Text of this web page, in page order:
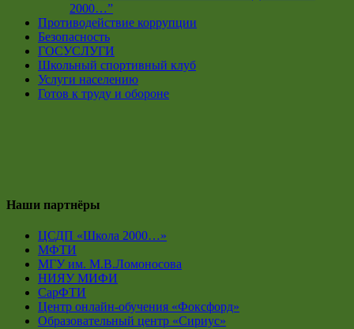
2000…”
Противодействие коррупции
Безопасность
ГОСУСЛУГИ
Школьный спортивный клуб
Услуги населению
Готов к труду и обороне
Наши партнёры
ЦСДП «Школа 2000…»
МФТИ
МГУ им. М.В.Ломоносова
НИЯУ МИФИ
СарФТИ
Центр онлайн-обучения «Фоксфорд»
Образовательный центр «Сириус»